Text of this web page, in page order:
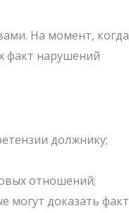
На момент, когда
факт нарушений
должнику;
отношений;
могут доказать факт